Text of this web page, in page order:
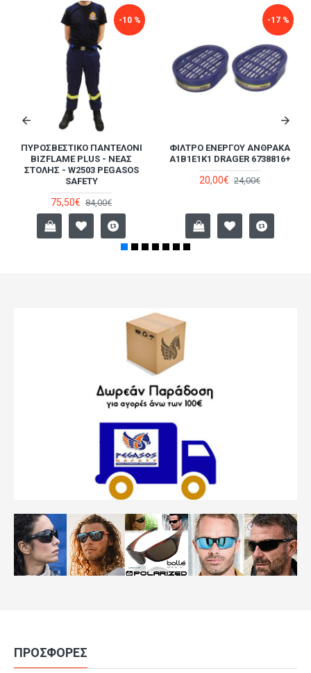
-19 %
ΜΆΣΚΑ ΜΙΣΟΎ ΠΡΟΣΏΠΟΥ 2
ΦΊΛΤΡΩΝ R55330 X-PLORE 3300
DRAGER
22,00€ 27,00€
-10 %
FR18 - ΠΥΡΊΜΑΧΗ
ΑΝΤΙΣΤΑΤΙΚΉ BALACLAVA
PORTWEST
ΠΡΟΣΦΟΡΈΣ